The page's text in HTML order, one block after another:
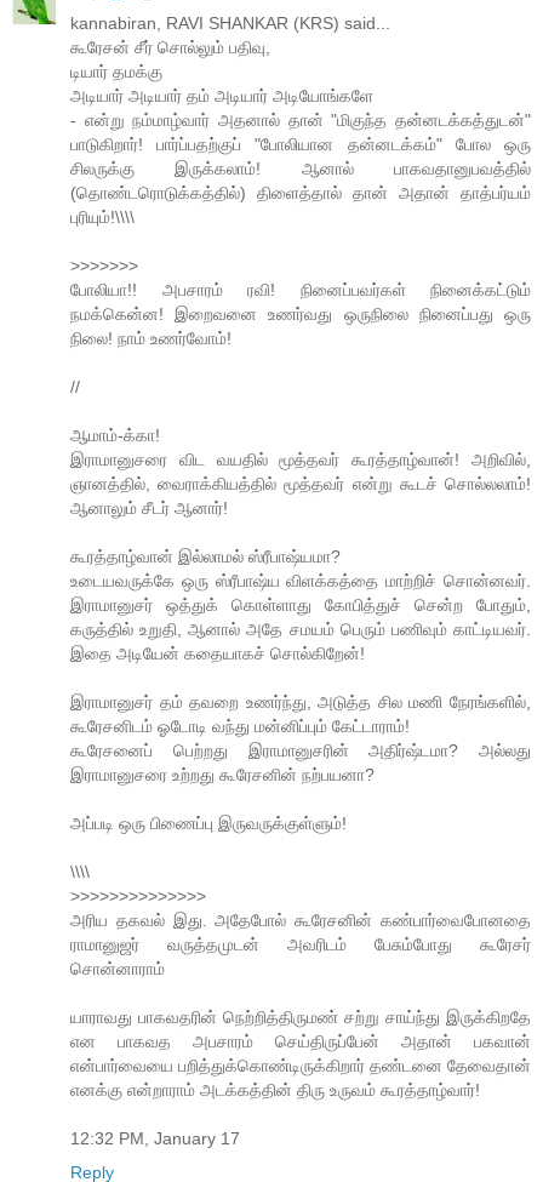
kannabiran, RAVI SHANKAR (KRS) said...
கூரேசன் சீர் சொல்லும் பதிவு,
டியார் தமக்கு
அடியார் அடியார் தம் அடியார் அடியோங்களே
- என்று நம்மாழ்வார் அதனால் தான் "மிகுந்த தன்னடக்கத்துடன்"
பாடுகிறார்! பார்ப்பதற்குப் "போலியான தன்னடக்கம்" போல ஒரு
சிலருக்கு இருக்கலாம்! ஆனால் பாகவதானுபவத்தில்
(தொண்டரொடுக்கத்தில்) திளைத்தால் தான் அதான் தாத்பர்யம்
புரியும்!\\\\
>>>>>>>
போலியா!! அபசாரம் ரவி! நினைப்பவர்கள் நினைக்கட்டும்
நமக்கென்ன! இறைவனை உணர்வது ஒருநிலை நினைப்பது ஒரு
நிலை! நாம் உணர்வோம்!
//
ஆமாம்-க்கா!
இராமானுசரை விட வயதில் மூத்தவர் கூரத்தாழ்வான்! அறிவில்,
ஞானத்தில், வைராக்கியத்தில் மூத்தவர் என்று கூடச் சொல்லலாம்!
ஆனாலும் சீடர் ஆனார்!
கூரத்தாழ்வான் இல்லாமல் ஸ்ரீபாஷ்யமா?
உடையவருக்கே ஒரு ஸ்ரீபாஷ்ய விளக்கத்தை மாற்றிச் சொன்னவர்.
இராமானுசர் ஒத்துக் கொள்ளாது கோபித்துச் சென்ற போதும்,
கருத்தில் உறுதி, ஆனால் அதே சமயம் பெரும் பணிவும் காட்டியவர்.
இதை அடியேன் கதையாகச் சொல்கிறேன்!
இராமானுசர் தம் தவறை உணர்ந்து, அடுத்த சில மணி நேரங்களில்,
கூரேசனிடம் ஓடோடி வந்து மன்னிப்பும் கேட்டாராம்!
கூரேசனைப் பெற்றது இராமானுசரின் அதிர்ஷ்டமா? அல்லது
இராமானுசரை உற்றது கூரேசனின் நற்பயனா?
அப்படி ஒரு பிணைப்பு இருவருக்குள்ளும்!
\\\\
>>>>>>>>>>>>>>
அரிய தகவல் இது. அதேபோல் கூரேசனின் கண்பார்வைபோனதை
ராமானுஜர் வருத்தமுடன் அவரிடம் பேசும்போது கூரேசர்
சொன்னாராம்
யாராவது பாகவதரின் நெற்றித்திருமண் சற்று சாய்ந்து இருக்கிறதே
என பாகவத அபசாரம் செய்திருப்பேன் அதான் பகவான்
என்பார்வையை பறித்துக்கொண்டிருக்கிறார் தண்டனை தேவைதான்
எனக்கு என்றாராம் அடக்கத்தின் திரு உருவம் கூரத்தாழ்வார்!
12:32 PM, January 17
Reply